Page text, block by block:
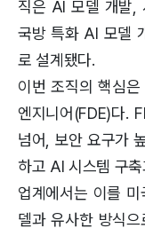
직은 AI 모델 개발,
국방 특화 AI 모델
로 설계됐다.
이번 조직의 핵심
엔지니어(FDE)다.
넘어, 보안 요구가
하고 AI 시스템 구
업계에서는 이를
델과 유사한 방식으